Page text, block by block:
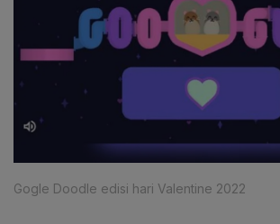
Gogle Doodle edisi hari Valentine 2022